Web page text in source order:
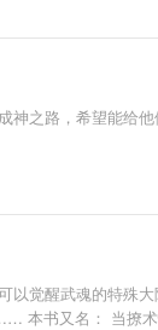
之路，希望能给
以觉醒武魂的特
本书又名： 当撩